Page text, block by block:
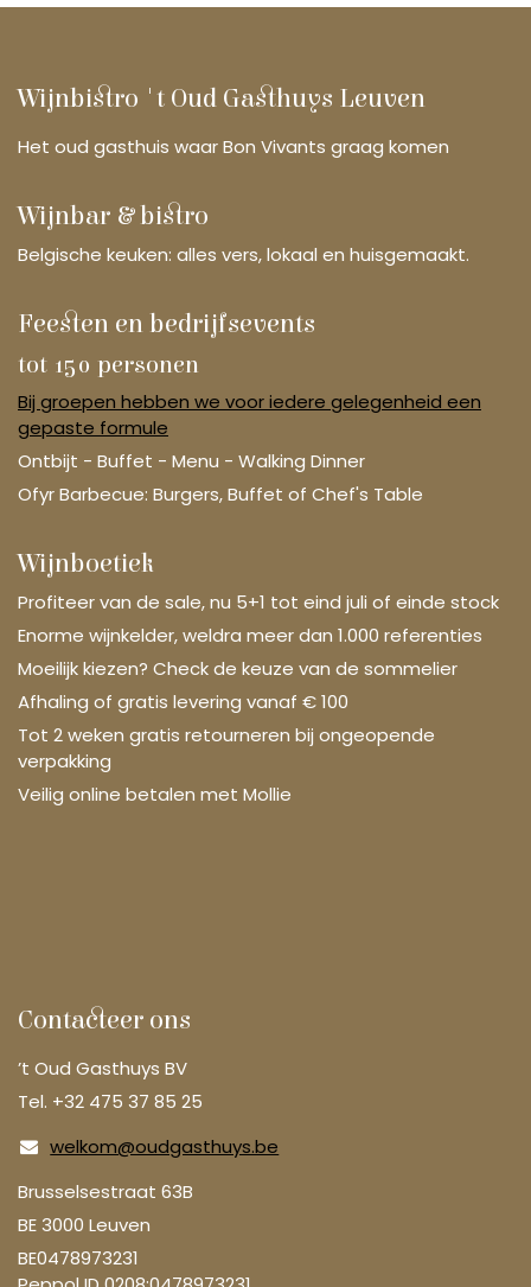
Wijnbistro 't Oud Gasthuys Leuven
Het oud gasthuis waar Bon Vivants graag komen
Wijnbar & bistro
Belgische keuken: alles vers, lokaal en huisgemaakt.
Feesten en bedrijfsevents
tot 150 personen
Bij groepen hebben we voor iedere gelegenheid een
gepaste formule
Ontbijt - Buffet - Menu - Walking Dinner
Ofyr Barbecue: Burgers, Buffet of Chef's Table
Wijnboetiek
Profiteer van de sale, nu 5+1 tot eind juli of einde stock
Enorme wijnkelder, weldra meer dan 1.000 referenties
Moeilijk kiezen? Check de keuze van de sommelier
Afhaling of gratis levering vanaf € 100
Tot 2 weken gratis retourneren bij ongeopende
verpakking
Veilig online betalen met Mollie
Contacteer ons
’t Oud Gasthuys BV
Tel. +32 475 37 85 25
welkom@oudgasthuys.be
Brusselsestraat 63B
BE 3000 Leuven
BE0478973231